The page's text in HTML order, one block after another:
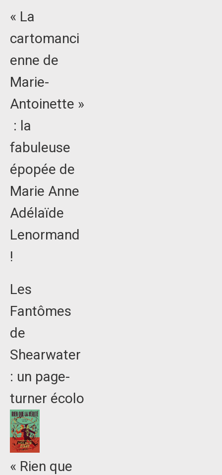
« La
cartomanci
enne de
Marie-
Antoinette »
: la
fabuleuse
épopée de
Marie Anne
Adélaïde
Lenormand
!
Les
Fantômes
de
Shearwater
: un page-
turner écolo
« Rien que